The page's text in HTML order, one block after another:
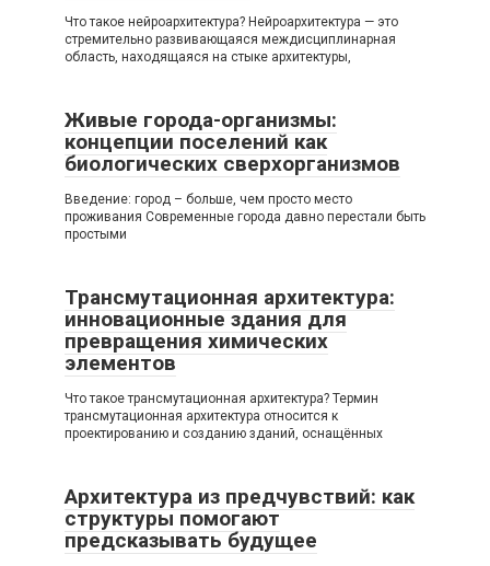
Что такое нейроархитектура? Нейроархитектура — это
стремительно развивающаяся междисциплинарная
область, находящаяся на стыке архитектуры,
Живые города-организмы:
концепции поселений как
биологических сверхорганизмов
Введение: город – больше, чем просто место
проживания Современные города давно перестали быть
простыми
Трансмутационная архитектура:
инновационные здания для
превращения химических
элементов
Что такое трансмутационная архитектура? Термин
трансмутационная архитектура относится к
проектированию и созданию зданий, оснащённых
Архитектура из предчувствий: как
структуры помогают
предсказывать будущее